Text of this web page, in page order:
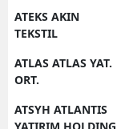
ATEKS AKIN
TEKSTIL
ATLAS ATLAS YAT.
ORT.
ATSYH ATLANTIS